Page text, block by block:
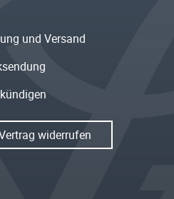
und Versand
widerrufen